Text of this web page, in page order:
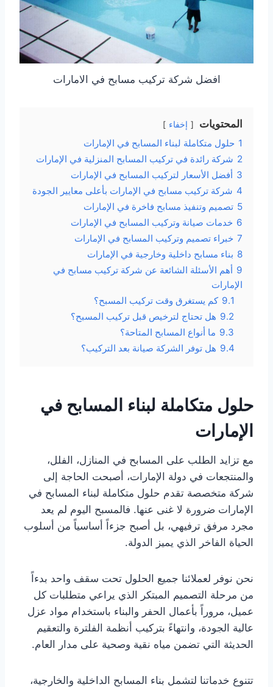
افضل شركة تركيب مسابح في الامارات
المحتويات إخفاء
1 حلول متكاملة لبناء المسابح في الإمارات
2 شركة رائدة في تركيب المسابح المنزلية في الإمارات
3 أفضل الأسعار لتركيب المسابح في الإمارات
4 شركة تركيب مسابح في الإمارات بأعلى معايير الجودة
5 تصميم وتنفيذ مسابح فاخرة في الإمارات
6 خدمات صيانة وتركيب المسابح في الإمارات
7 خبراء تصميم وتركيب المسابح في الإمارات
8 بناء مسابح داخلية وخارجية في الإمارات
9 أهم الأسئلة الشائعة عن شركة تركيب مسابح في
الإمارات
9.1 كم يستغرق وقت تركيب المسبح؟
9.2 هل تحتاج لترخيص قبل تركيب المسبح؟
9.3 ما أنواع المسابح المتاحة؟
9.4 هل توفر الشركة صيانة بعد التركيب؟
حلول متكاملة لبناء المسابح في
الإمارات
مع تزايد الطلب على المسابح في المنازل، الفلل،
والمنتجعات في دولة الإمارات، أصبحت الحاجة إلى
شركة متخصصة تقدم حلول متكاملة لبناء المسابح في
الإمارات ضرورة لا غنى عنها. فالمسبح اليوم لم يعد
مجرد مرفق ترفيهي، بل أصبح جزءاً أساسياً من أسلوب
الحياة الفاخر الذي يميز الدولة.
نحن نوفر لعملائنا جميع الحلول تحت سقف واحد بدءاً
من مرحلة التصميم المبتكر الذي يراعي متطلبات كل
عميل، مروراً بأعمال الحفر والبناء باستخدام مواد عزل
عالية الجودة، وانتهاءً بتركيب أنظمة الفلترة والتعقيم
الحديثة التي تضمن مياه نقية وصحية على مدار العام.
تتنوع خدماتنا لتشمل بناء المسابح الداخلية والخارجية،